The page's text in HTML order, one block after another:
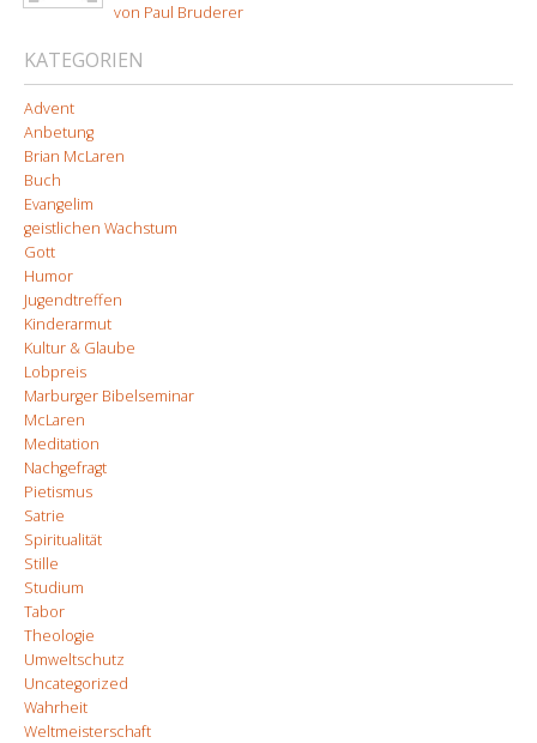
von Paul Bruderer
KATEGORIEN
Advent
Anbetung
Brian McLaren
Buch
Evangelim
geistlichen Wachstum
Gott
Humor
Jugendtreffen
Kinderarmut
Kultur & Glaube
Lobpreis
Marburger Bibelseminar
McLaren
Meditation
Nachgefragt
Pietismus
Satrie
Spiritualität
Stille
Studium
Tabor
Theologie
Umweltschutz
Uncategorized
Wahrheit
Weltmeisterschaft